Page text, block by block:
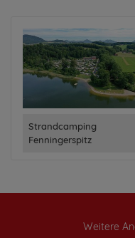
Strandcamping
Fenningerspitz
Weitere